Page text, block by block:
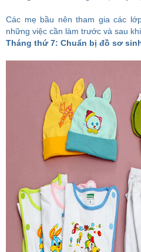
Các mẹ bầu nên tham gia các
những việc cần làm trước và sau khi
Tháng thứ 7: Chuẩn bị đồ sơ